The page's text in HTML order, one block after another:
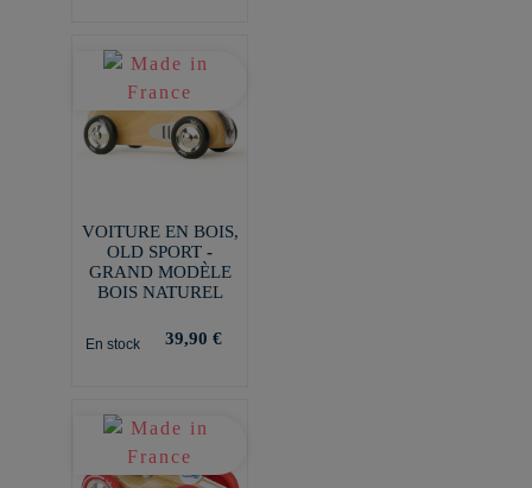
VOITURE EN BOIS,
OLD SPORT -
GRAND MODÈLE
BOIS NATUREL
En stock 39,90 €